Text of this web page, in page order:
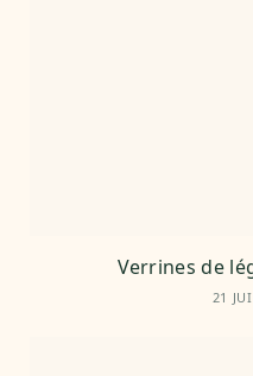
Verrines de
21